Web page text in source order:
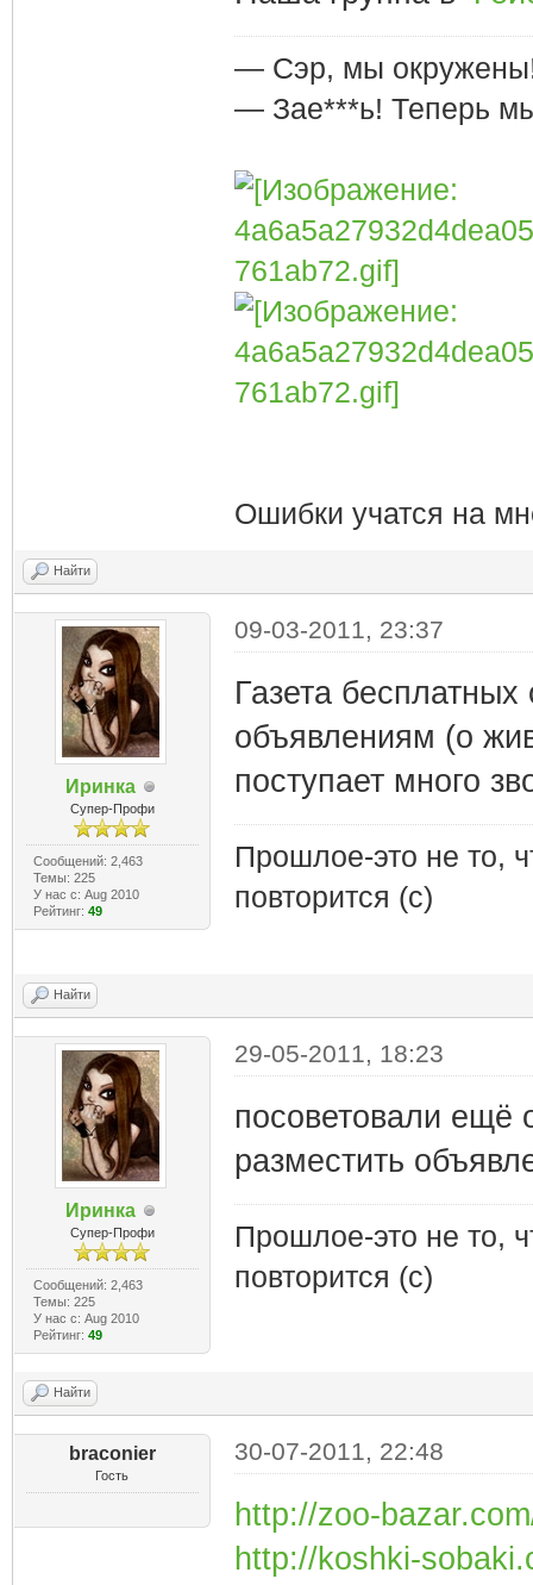
— Сэр, мы
— Зае***ь! Теперь
Ошибки учатся на
Найти
Иринка
Супер-Профи
Сообщений: 2,463
Темы: 225
У нас с: Aug 2010
Рейтинг: 49
09-03-2011, 23:37
Газета
объявлениям (о
поступает много
Прошлое-это не то,
повторится (с)
Найти
Иринка
Супер-Профи
Сообщений: 2,463
Темы: 225
У нас с: Aug 2010
Рейтинг: 49
29-05-2011, 18:23
посоветовали
разместить
Прошлое-это не то,
повторится (с)
Найти
braconier
Гость
30-07-2011, 22:48
http://zoo-
http://koshki-